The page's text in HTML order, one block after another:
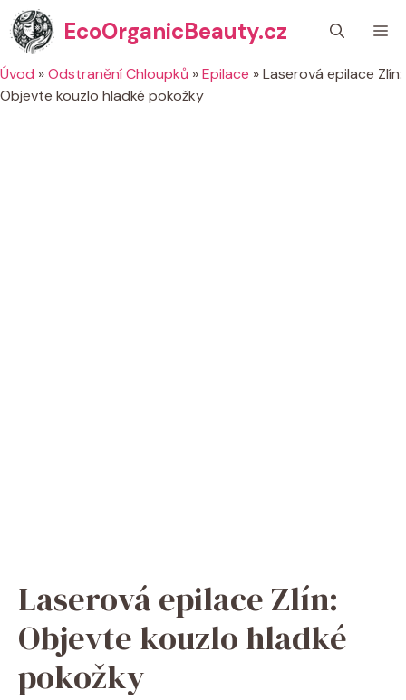
Přeskočit
na
obsah
EcoOrganicBeauty.cz
Úvod »Odstranění Chloupků »Epilace »Laserová epilace Zlín:
Objevte kouzlo hladké pokožky
Laserová epilace Zlín:
Objevte kouzlo hladké
pokožky